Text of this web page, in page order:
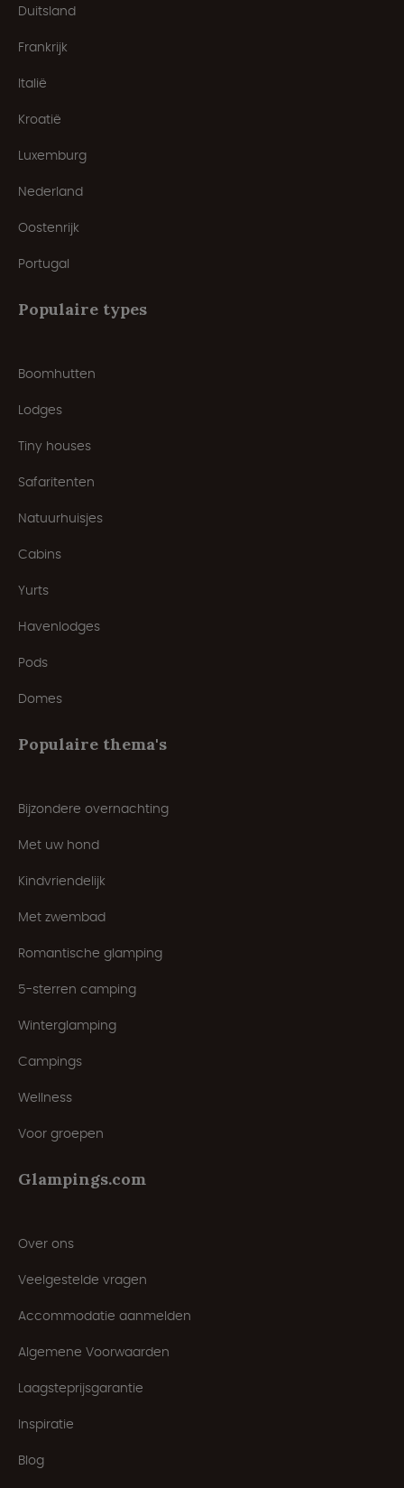
Duitsland
Frankrijk
Italië
Kroatië
Luxemburg
Nederland
Oostenrijk
Portugal
Populaire types
Boomhutten
Lodges
Tiny houses
Safaritenten
Natuurhuisjes
Cabins
Yurts
Havenlodges
Pods
Domes
Populaire thema's
Bijzondere overnachting
Met uw hond
Kindvriendelijk
Met zwembad
Romantische glamping
5-sterren camping
Winterglamping
Campings
Wellness
Voor groepen
Glampings.com
Over ons
Veelgestelde vragen
Accommodatie aanmelden
Algemene Voorwaarden
Laagsteprijsgarantie
Inspiratie
Blog